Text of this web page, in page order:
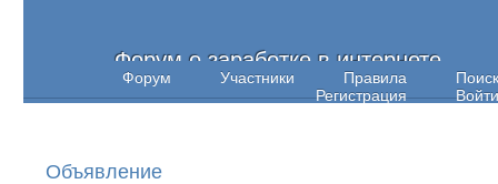
Форум о заработке в интернете
Форум Участники Правила
Поиск
Регистрация
Войти
Объявление